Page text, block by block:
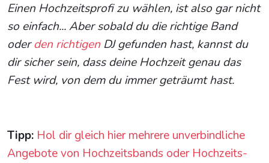
Einen Hochzeitsprofi zu wählen, ist also gar nicht
so einfach... Aber sobald du die richtige Band
oderden richtigen DJ gefunden hast, kannst du
dir sicher sein, dass deine Hochzeit genau das
Fest wird, von dem du immer geträumt hast.
Tipp: Hol dir gleich hier mehrere unverbindliche
Angebote von Hochzeitsbands oder Hochzeits-